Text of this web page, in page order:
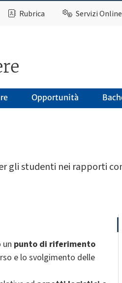
Rubrica Servizi Online
Opportunità
studenti nei rapporti
punto di riferimento
e lo svolgimento delle